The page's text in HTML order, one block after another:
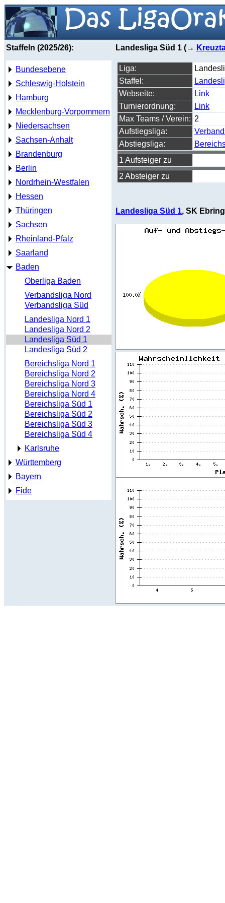
Staffeln (2025/26):
Bundesebene
Schleswig-Holstein
Hamburg
Mecklenburg-Vorpommern
Niedersachsen
Sachsen-Anhalt
Brandenburg
Berlin
Nordrhein-Westfalen
Hessen
Thüringen
Sachsen
Rheinland-Pfalz
Saarland
Baden
Oberliga Baden
Verbandsliga Nord
Verbandsliga Süd
Landesliga Nord 1
Landesliga Nord 2
Landesliga Süd 1
Landesliga Süd 2
Bereichsliga Nord 1
Bereichsliga Nord 2
Bereichsliga Nord 3
Bereichsliga Nord 4
Bereichsliga Süd 1
Bereichsliga Süd 2
Bereichsliga Süd 3
Bereichsliga Süd 4
Karlsruhe
Württemberg
Bayern
Fide
Landesliga Süd 1 (→
Liga:
Staffel:
Webseite:
Link
Turnierordnung:
Link
Max Teams / Verein: 2
Aufstiegsliga:
Abstiegsliga:
1 Aufsteiger zu
2 Absteiger zu
Landesliga Süd 1, SK